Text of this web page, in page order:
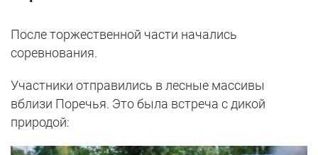
После торжественной части начались
соревнования.
Участники отправились в лесные массивы
вблизи Поречья. Это была встреча с дикой
природой: